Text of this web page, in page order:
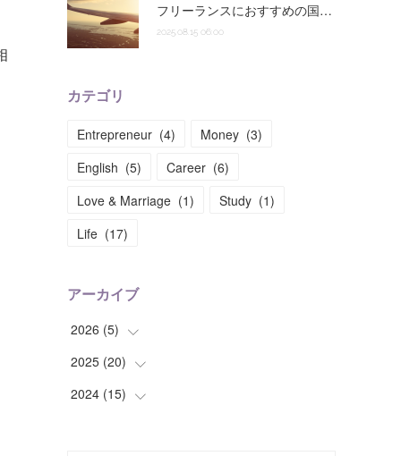
フリーランスにおすすめの国…
2025.08.15 06:00
カテゴリ
Entrepreneur (4) Money (3)
English (5) Career (6)
Love & Marriage (1) Study (1)
Life (17)
アーカイブ
2026 (5)
(1)
(1)
2025 (20)
(1)
2024 (15)